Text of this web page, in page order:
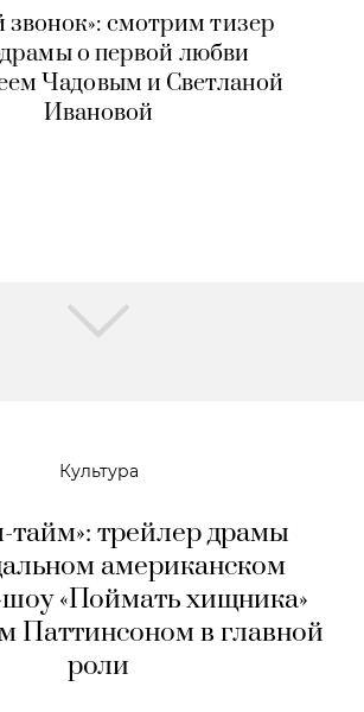
звонок»: смотрим тизер
о первой любви
Чадовым и Светланой
Ивановой
Культура
тайм»: трейлер драмы
американском
«Поймать хищника»
Паттинсоном в главной
роли